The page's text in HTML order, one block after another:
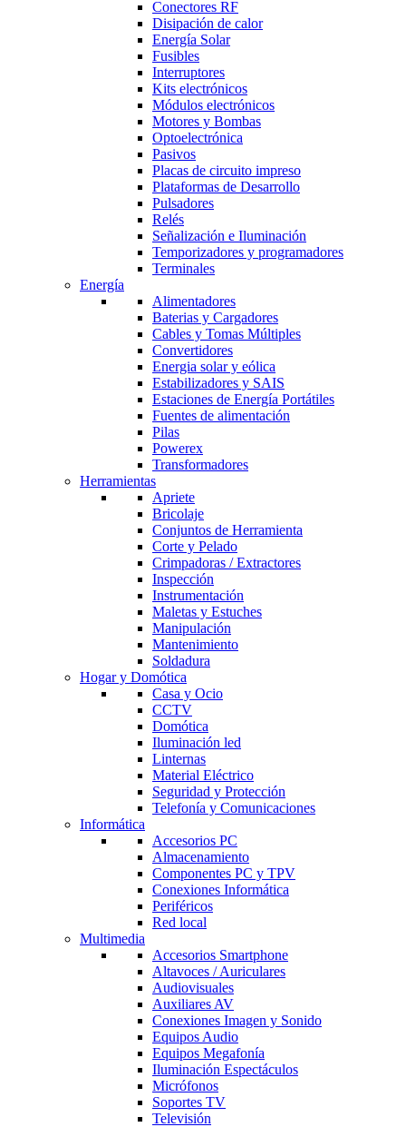
Conectores RF
Disipación de calor
Energía Solar
Fusibles
Interruptores
Kits electrónicos
Módulos electrónicos
Motores y Bombas
Optoelectrónica
Pasivos
Placas de circuito impreso
Plataformas de Desarrollo
Pulsadores
Relés
Señalización e Iluminación
Temporizadores y programadores
Terminales
Energía
Alimentadores
Baterias y Cargadores
Cables y Tomas Múltiples
Convertidores
Energia solar y eólica
Estabilizadores y SAIS
Estaciones de Energía Portátiles
Fuentes de alimentación
Pilas
Powerex
Transformadores
Herramientas
Apriete
Bricolaje
Conjuntos de Herramienta
Corte y Pelado
Crimpadoras / Extractores
Inspección
Instrumentación
Maletas y Estuches
Manipulación
Mantenimiento
Soldadura
Hogar y Domótica
Casa y Ocio
CCTV
Domótica
Iluminación led
Linternas
Material Eléctrico
Seguridad y Protección
Telefonía y Comunicaciones
Informática
Accesorios PC
Almacenamiento
Componentes PC y TPV
Conexiones Informática
Periféricos
Red local
Multimedia
Accesorios Smartphone
Altavoces / Auriculares
Audiovisuales
Auxiliares AV
Conexiones Imagen y Sonido
Equipos Audio
Equipos Megafonía
Iluminación Espectáculos
Micrófonos
Soportes TV
Televisión